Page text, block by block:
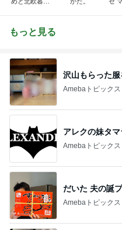
もっと見る
沢山もらった
Amebaトピックス
アレクの妹タ
Amebaトピックス
だいた 夫の誕
Amebaトピックス